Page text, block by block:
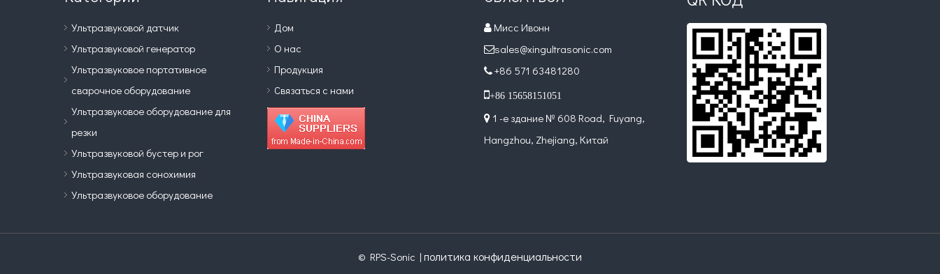
Ультразвуковой датчик
Ультразвуковой генератор
Ультразвуковое портативное
сварочное оборудование
Ультразвуковое оборудование для
резки
Ультразвуковой бустер и рог
Ультразвуковая сонохимия
Ультразвуковое оборудование
Дом
О нас
Продукция
Связаться с нами
 Мисс Ивонн
sales@xingultrasonic.com
 +86 571 63481280
+86 15658151051
 1 -е здание № 608 Road, Fuyang,
Hangzhou, Zhejiang, Китай
© RPS-Sonic | политика конфиденциальности